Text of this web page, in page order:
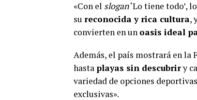
«Con el slogan‘Lo tiene todo’,
su reconocida y rica cultura,
convierten en un oasis ideal
Además, el país mostrará en la
hasta playas sin descubriry
variedad de opciones
exclusivas».